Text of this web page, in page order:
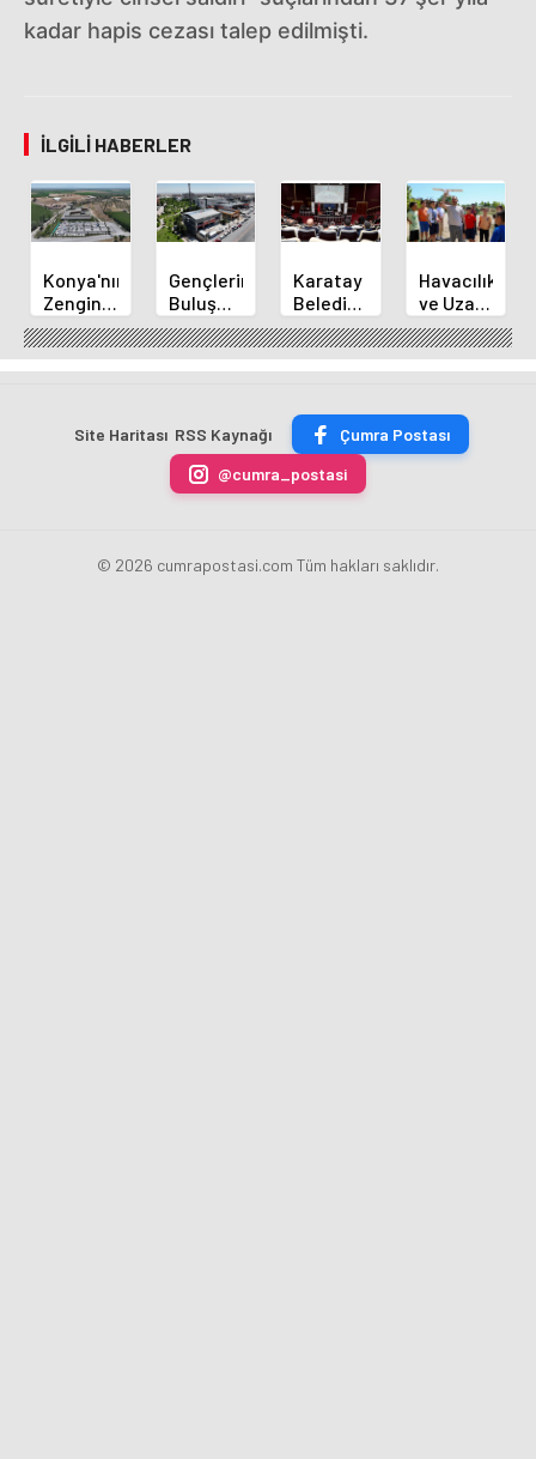
kadar hapis cezası talep edilmişti.
İLGILI HABERLER
Konya'nın
Zengin
Mutfağı
GastroFest'te
Tanıtılacak
Gençlerin
Buluşma
Noktası
Talha
Bayrakçı
Yükseliyor
Karatay
Belediye
Başkanı
Kılca
Yeni
Açıkladı
Havacılık
ve Uzay
Yaz
Kursu
Başladı
Site Haritası RSS Kaynağı
Çumra Postası
@cumra_postasi
© 2026 cumrapostasi.com Tüm hakları saklıdır.